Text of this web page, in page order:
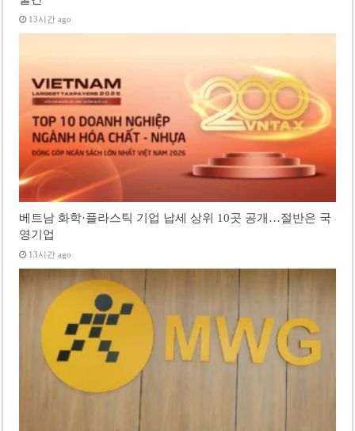
13시간 ago
베트남 화학·플라스틱 기업 납세 상위 10곳 공개…절반은 국
영기업
13시간 ago